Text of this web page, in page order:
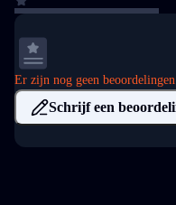
Er zijn nog geen
Schrijf een